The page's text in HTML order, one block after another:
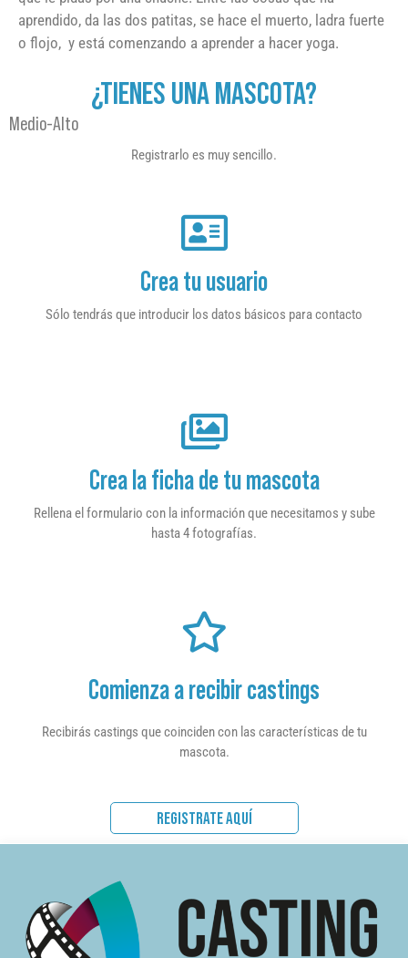
aprendido, da las dos patitas, se hace el muerto, ladra fuerte
o flojo, y está comenzando a aprender a hacer yoga.
¿TIENES UNA MASCOTA?
Medio-Alto
Registrarlo es muy sencillo.
Crea tu usuario
Sólo tendrás que introducir los datos básicos para contacto
Crea la ficha de tu mascota
Rellena el formulario con la información que necesitamos y sube
hasta 4 fotografías.
Comienza a recibir castings
Recibirás castings que coinciden con las características de tu
mascota.
REGISTRATE AQUÍ